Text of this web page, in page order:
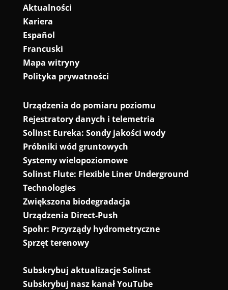
Aktualności
Kariera
Español
Francuski
Mapa witryny
Polityka prywatności
Urządzenia do pomiaru poziomu
Rejestratory danych i telemetria
Solinst Eureka: Sondy jakości wody
Próbniki wód gruntowych
Systemy wielopoziomowe
Solinst Flute: Flexible Liner Underground
Technologies
Zwiększona biodegradacja
Urządzenia Direct-Push
Spohr: Przyrządy hydrometryczne
Sprzęt terenowy
Subskrybuj aktualizacje Solinst
Subskrybuj nasz kanał YouTube